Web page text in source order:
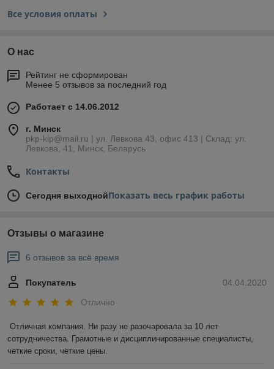
Все условия оплаты
О нас
Рейтинг не сформирован
Менее 5 отзывов за последний год
Работает с 14.06.2012
г. Минск
pkp-kip@mail.ru | ул. Левкова 43, офис 413 | Склад: ул.
Левкова, 41, Минск, Беларусь
Контакты
Сегодня выходнойПоказать весь график работы
Отзывы о магазине
6 отзывов за всё время
04.04.2020
Покупатель
Отлично
Отличная компания. Ни разу не разочаровала за 10 лет
сотрудничества. Грамотные и дисциплинированные специалисты,
четкие сроки, четкие цены.